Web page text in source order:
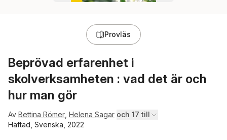
Provläs
Beprövad erfarenhet i
skolverksamheten : vad det är och
hur man gör
Av Bettina Römer Helena Sagar och 17 till
Häftad, Svenska, 2022